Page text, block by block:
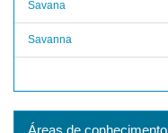
Savana
Savanna
Áreas de conhecimento